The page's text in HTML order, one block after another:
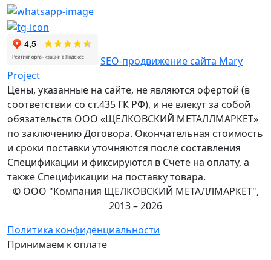
SEO-продвижение сайта Mary
Project
Цены, указанные на сайте, не являются офертой (в
соответствии со ст.435 ГК РФ), и не влекут за собой
обязательств ООО «ЩЕЛКОВСКИЙ МЕТАЛЛМАРКЕТ»
по заключению Договора. Окончательная стоимость
и сроки поставки уточняются после составления
Спецификации и фиксируются в Счете на оплату, а
также Спецификации на поставку товара.
© ООО "Компания ЩЕЛКОВСКИЙ МЕТАЛЛМАРКЕТ",
2013 – 2026
Политика конфиденциальности
Принимаем к оплате